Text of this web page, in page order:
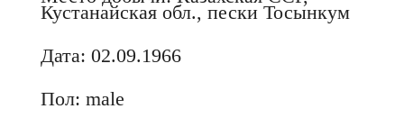
Кустанайская обл., пески Тосынкум
Дата: 02.09.1966
Пол: male